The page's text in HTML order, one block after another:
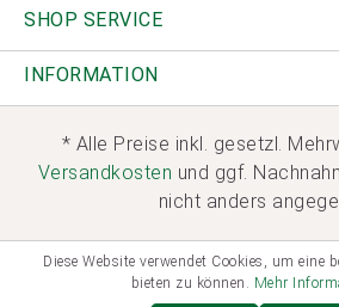
SHOP SERVICE
INFORMATION
* Alle Preise inkl. gesetzl.
Versandkosten und ggf.
nicht anders
Diese Website verwendet Cookies, um eine
bieten zu können. Mehr